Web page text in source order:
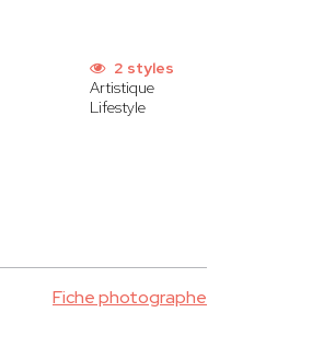
2 styles
Artistique
Lifestyle
Fiche photographe